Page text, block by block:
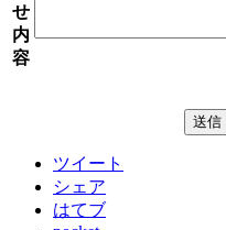
せ
内
容
ツイート
シェア
はてブ